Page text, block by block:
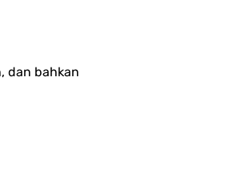
dan bahkan